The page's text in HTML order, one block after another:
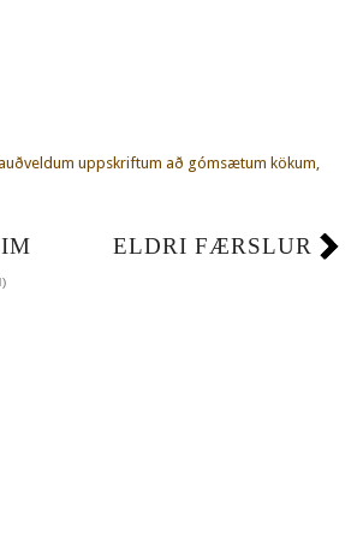
uppskriftum að gómsætum kökum,
ELDRI FÆRSLUR